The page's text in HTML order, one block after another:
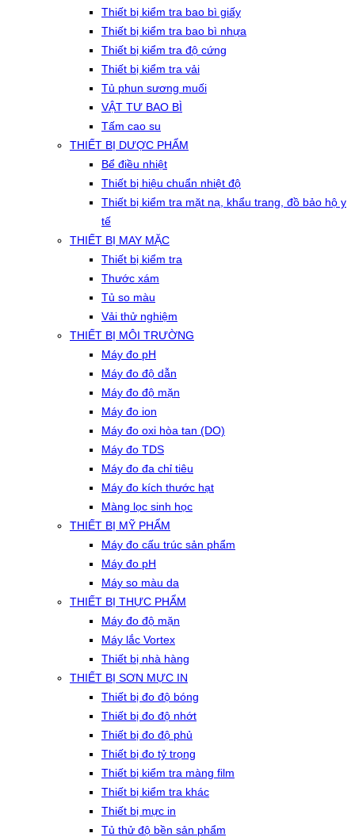
Thiết bị kiểm tra bao bì giấy
Thiết bị kiểm tra bao bì nhựa
Thiết bị kiểm tra độ cứng
Thiết bị kiểm tra vải
Tủ phun sương muối
VẬT TƯ BAO BÌ
Tấm cao su
THIẾT BỊ DƯỢC PHẨM
Bể điều nhiệt
Thiết bị hiệu chuẩn nhiệt độ
Thiết bị kiểm tra mặt nạ, khẩu trang, đồ bảo hộ y
tế
THIẾT BỊ MAY MẶC
Thiết bị kiểm tra
Thước xám
Tủ so màu
Vải thử nghiệm
THIẾT BỊ MÔI TRƯỜNG
Máy đo pH
Máy đo độ dẫn
Máy đo độ mặn
Máy đo ion
Máy đo oxi hòa tan (DO)
Máy đo TDS
Máy đo đa chỉ tiêu
Máy đo kích thước hạt
Màng lọc sinh học
THIẾT BỊ MỸ PHẨM
Máy đo cấu trúc sản phẩm
Máy đo pH
Máy so màu da
THIẾT BỊ THỰC PHẨM
Máy đo độ mặn
Máy lắc Vortex
Thiết bị nhà hàng
THIẾT BỊ SƠN MỰC IN
Thiết bị đo độ bóng
Thiết bị đo độ nhớt
Thiết bị đo độ phủ
Thiết bị đo tỷ trọng
Thiết bị kiểm tra màng film
Thiết bị kiểm tra khác
Thiết bị mực in
Tủ thử độ bền sản phẩm